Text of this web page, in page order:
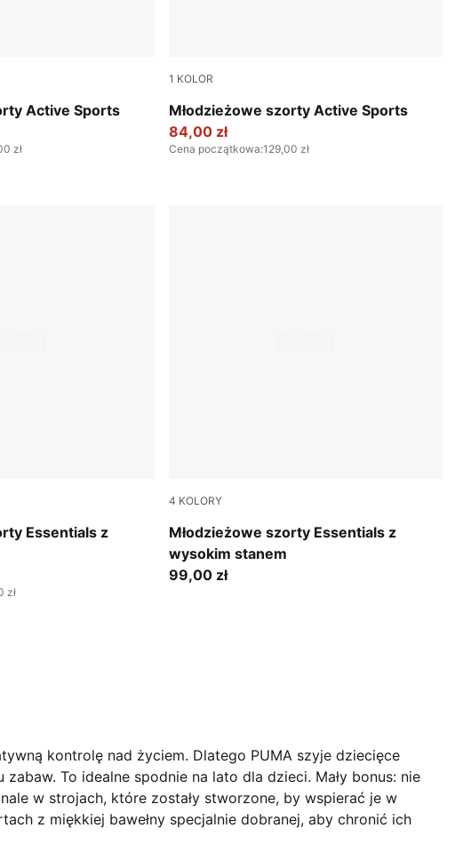
Active Sports
zł
1 KOLOR
Młodzieżowe szorty Active Sports
Royal Sapphire
84,00 zł
Cena początkowa:129,00 zł
Essentials z
zł
4 KOLORY
Młodzieżowe szorty Essentials z
wysokim stanem
Intense Lavender
99,00 zł
kontrolę nad życiem. Dlatego PUMA szyje dziecięce
zabaw. To idealne spodnie na lato dla dzieci. Mały bonus: nie
w strojach, które zostały stworzone, by wspierać je w
z miękkiej bawełny specjalnie dobranej, aby chronić ich